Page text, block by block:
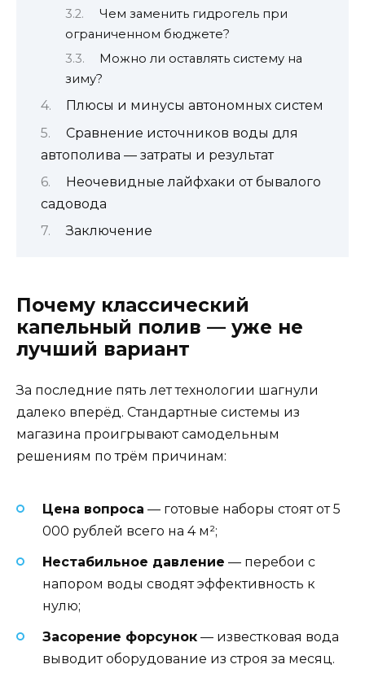
Чем заменить гидрогель при
ограниченном бюджете?
Можно ли оставлять систему на
зиму?
Плюсы и минусы автономных систем
Сравнение источников воды для
автополива — затраты и результат
Неочевидные лайфхаки от бывалого
садовода
Заключение
Почему классический
капельный полив — уже не
лучший вариант
За последние пять лет технологии шагнули
далеко вперёд. Стандартные системы из
магазина проигрывают самодельным
решениям по трём причинам:
Цена вопроса — готовые наборы стоят от 5
000 рублей всего на 4 м²;
Нестабильное давление — перебои с
напором воды сводят эффективность к
нулю;
Засорение форсунок — известковая вода
выводит оборудование из строя за месяц.